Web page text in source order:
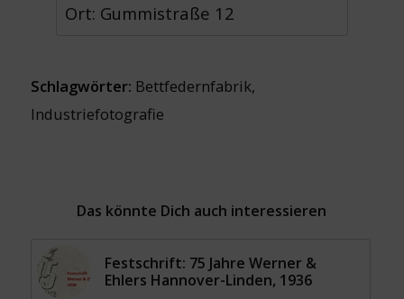
Ort: Gummistraße 12
Schlagwörter: Bettfedernfabrik,
Industriefotografie
Das könnte Dich auch interessieren
Festschrift: 75 Jahre Werner &
Ehlers Hannover-Linden, 1936